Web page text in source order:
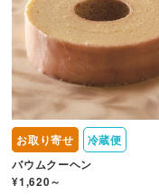
お取り寄せ
冷蔵便
バウムクーヘン
¥1,620～